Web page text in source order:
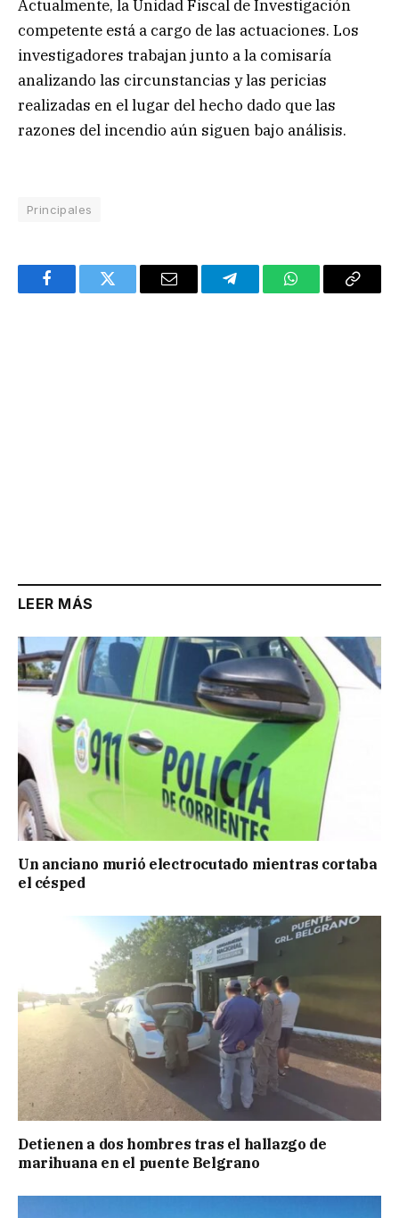
Actualmente, la Unidad Fiscal de Investigación
competente está a cargo de las actuaciones. Los
investigadores trabajan junto a la comisaría
analizando las circunstancias y las pericias
realizadas en el lugar del hecho dado que las
razones del incendio aún siguen bajo análisis.
Principales
FacebookTwitter Email TelegramWhatsAppCopy
LEER MÁS
Un anciano murió electrocutado mientras cortaba
el césped
Detienen a dos hombres tras el hallazgo de
marihuana en el puente Belgrano